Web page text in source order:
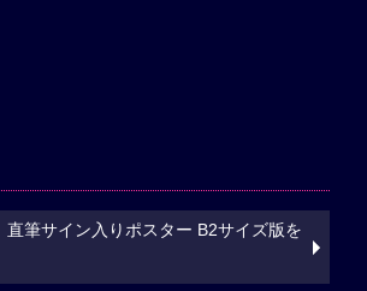
直筆サイン入りポスター B2サイズ版を